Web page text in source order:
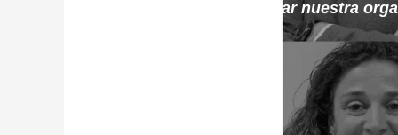
permitido crecer y consolidar nuestra